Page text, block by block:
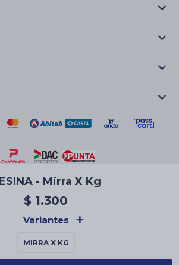
- Mirra X Kg
$ 1.300
Variantes
MIRRA X KG
de las Velas